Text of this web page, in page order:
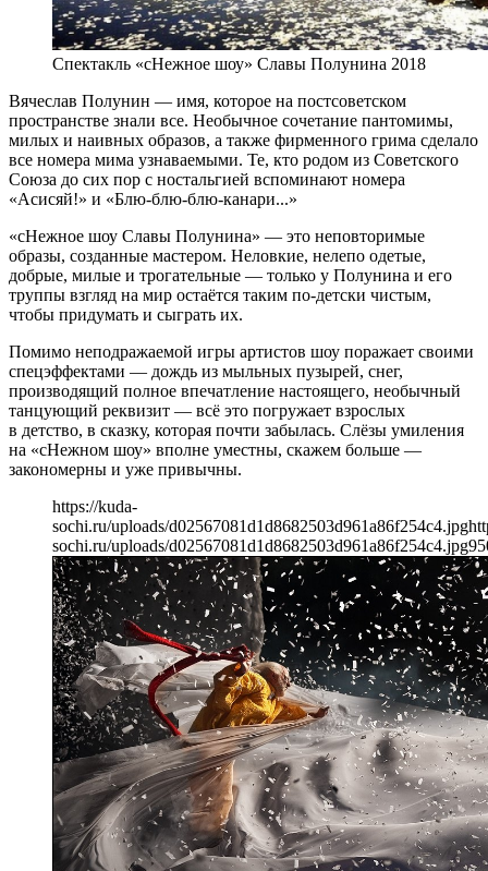
Спектакль «сНежное шоу» Славы Полунина 2018
Вячеслав Полунин — имя, которое на постсоветском
пространстве знали все. Необычное сочетание пантомимы,
милых и наивных образов, а также фирменного грима сделало
все номера мима узнаваемыми. Те, кто родом из Советского
Союза до сих пор с ностальгией вспоминают номера
«Асисяй!» и «Блю-блю-блю-канари...»
«сНежное шоу Славы Полунина» — это неповторимые
образы, созданные мастером. Неловкие, нелепо одетые,
добрые, милые и трогательные — только у Полунина и его
труппы взгляд на мир остаётся таким по-детски чистым,
чтобы придумать и сыграть их.
Помимо неподражаемой игры артистов шоу поражает своими
спецэффектами — дождь из мыльных пузырей, снег,
производящий полное впечатление настоящего, необычный
танцующий реквизит — всё это погружает взрослых
в детство, в сказку, которая почти забылась. Слёзы умиления
на «сНежном шоу» вполне уместны, скажем больше —
закономерны и уже привычны.
https://kuda-
sochi.ru/uploads/d02567081d1d8682503d961a86f254c4.jpg
sochi.ru/uploads/d02567081d1d8682503d961a86f254c4.jpg